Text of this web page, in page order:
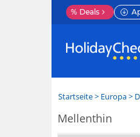
% Deals
Startseite> Europa>
Mellenthin